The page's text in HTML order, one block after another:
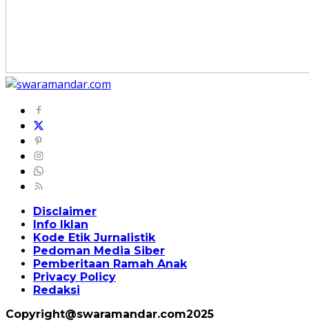
Disclaimer
Info Iklan
Kode Etik Jurnalistik
Pedoman Media Siber
Pemberitaan Ramah Anak
Privacy Policy
Redaksi
Copyright@swaramandar.com2025